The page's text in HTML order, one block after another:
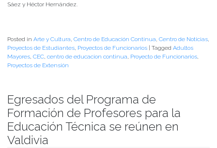
Sáez y Héctor Hernández.
Posted in Arte y Cultura, Centro de Educación Continua, Centro de Noticias,
Proyectos de Estudiantes, Proyectos de Funcionarios Tagged Adultos
Mayores, CEC, centro de educacion continua, Proyecto de Funcionarios,
Proyectos de Extensión
Egresados del Programa de
Formación de Profesores para la
Educación Técnica se reúnen en
Valdivia